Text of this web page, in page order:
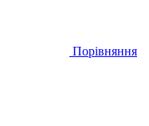
Порівняння